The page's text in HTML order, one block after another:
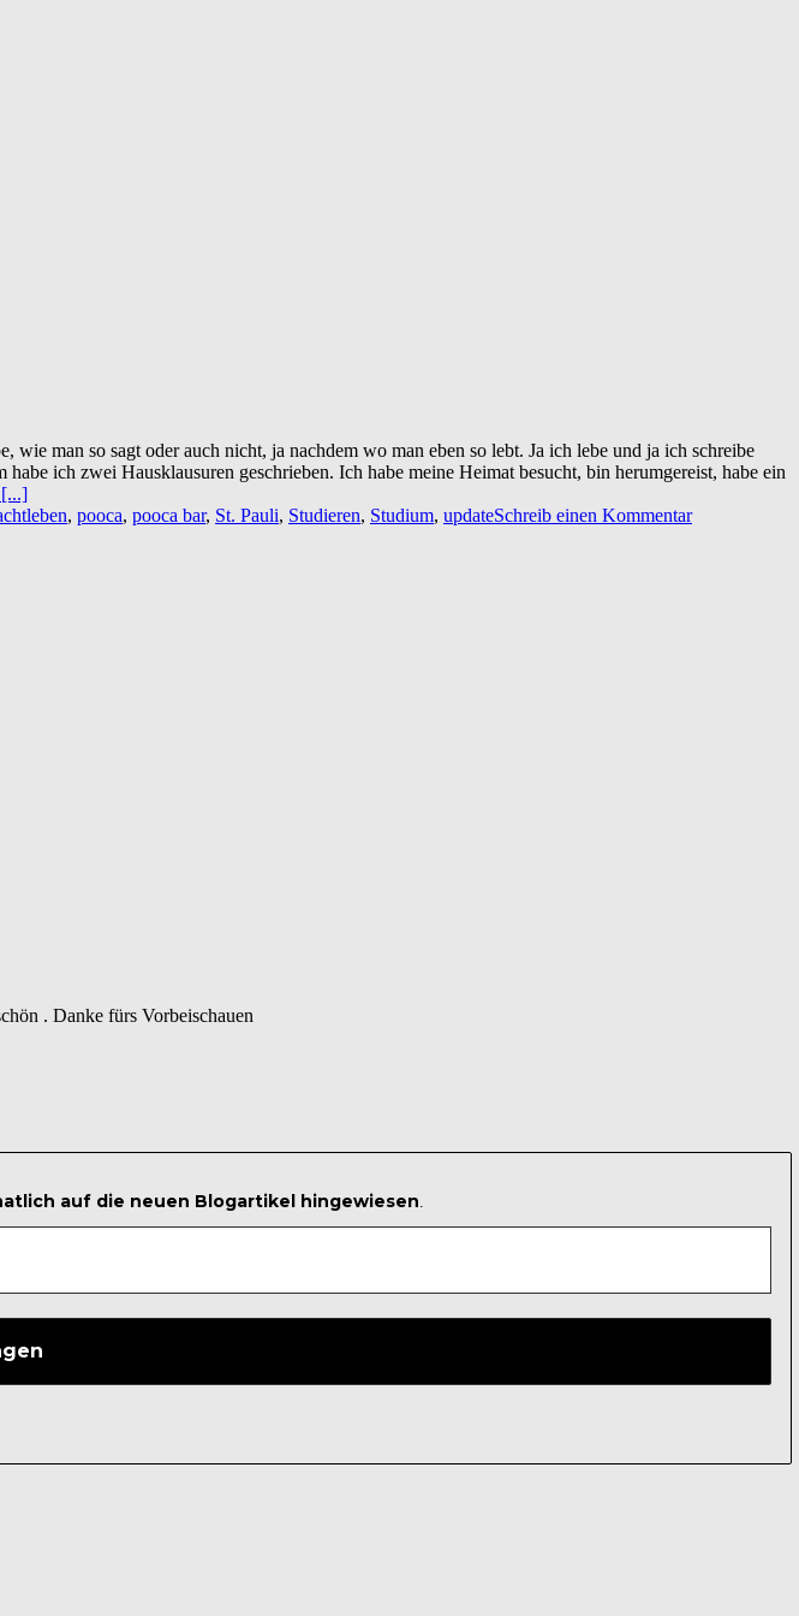
man so sagt oder auch nicht, ja nachdem wo man eben so lebt. Ja ich lebe und ja ich schreibe
ich zwei Hausklausuren geschrieben. Ich habe meine Heimat besucht, bin herumgereist, habe ein
[...]
, pooca, pooca bar, St. Pauli, Studieren, Studium, updateSchreib einen Kommentar
. Danke fürs Vorbeischauen
auf die neuen Blogartikel hingewiesen.